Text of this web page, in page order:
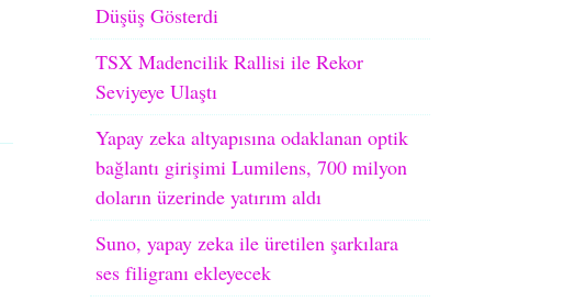
Düşüş Gösterdi
TSX Madencilik Rallisi ile Rekor
Seviyeye Ulaştı
Yapay zeka altyapısına odaklanan optik
bağlantı girişimi Lumilens, 700 milyon
doların üzerinde yatırım aldı
Suno, yapay zeka ile üretilen şarkılara
ses filigranı ekleyecek